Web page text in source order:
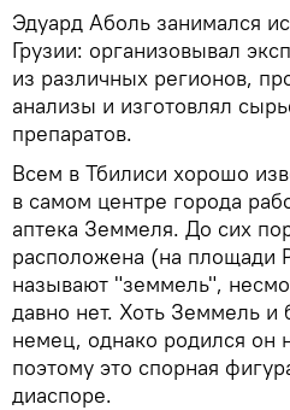
Эдуард Аболь занимался
Грузии: организовывал
из различных регионов,
анализы и изготовлял
препаратов.
Всем в Тбилиси хорошо
в самом центре города
аптека Земмеля. До сих
расположена (на площади
называют "земмель",
давно нет. Хоть Земмель
немец, однако родился он
поэтому это спорная
диаспоре.